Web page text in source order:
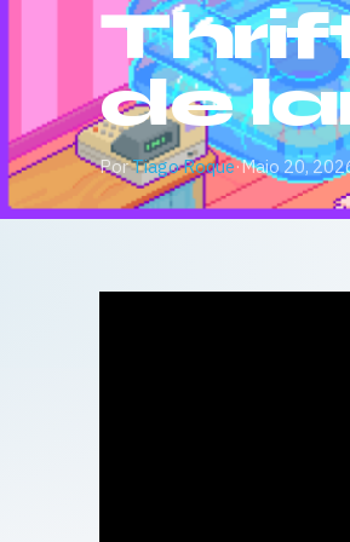
de
PorTiago Roque·Maio 20,